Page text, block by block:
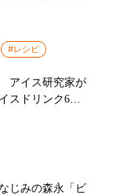
ス見聞録(3)
#レシピ
アイス研究家が
スドリンク6
見聞録（2）
じみの森永「ビ